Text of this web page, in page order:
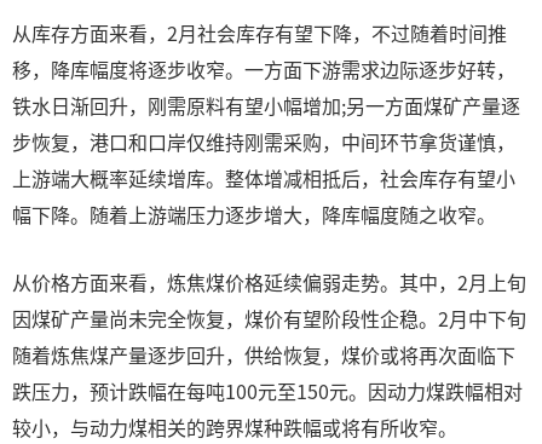
从库存方面来看，2月社会库存有望下降，不过随着时间推
移，降库幅度将逐步收窄。一方面下游需求边际逐步好转，
铁水日渐回升，刚需原料有望小幅增加;另一方面煤矿产量逐
步恢复，港口和口岸仅维持刚需采购，中间环节拿货谨慎，
上游端大概率延续增库。整体增减相抵后，社会库存有望小
幅下降。随着上游端压力逐步增大，降库幅度随之收窄。
从价格方面来看，炼焦煤价格延续偏弱走势。其中，2月上旬
因煤矿产量尚未完全恢复，煤价有望阶段性企稳。2月中下旬
随着炼焦煤产量逐步回升，供给恢复，煤价或将再次面临下
跌压力，预计跌幅在每吨100元至150元。因动力煤跌幅相对
较小，与动力煤相关的跨界煤种跌幅或将有所收窄。